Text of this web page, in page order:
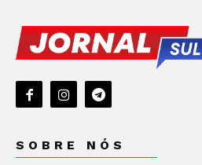
SOBRE NÓS